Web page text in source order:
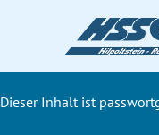
Dieser Inhalt ist